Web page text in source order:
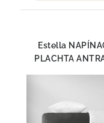
Estella
PLACHTA